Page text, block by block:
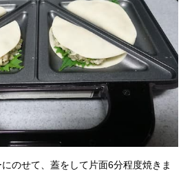
のせて、蓋をして片面6分程度焼きま